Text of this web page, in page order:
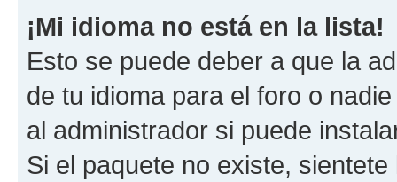
¡Mi idioma no está en la lista!
Esto se puede deber a que la
de tu idioma para el foro o
al administrador si puede
Si el paquete no existe,